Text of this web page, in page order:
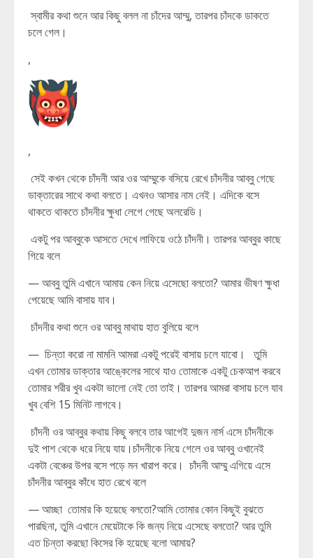
স্বামীর কথা শুনে আর কিছু বলল না চাঁদের আম্মু, তারপর চাঁদকে ডাকতে
চলে গেল।
,
,
সেই কখন থেকে চাঁদনী আর ওর আম্মুকে বসিয়ে রেখে চাঁদনীর আব্বু গেছে
ডাক্তারের সাথে কথা বলতে। এখনও আসার নাম নেই। এদিকে বসে
থাকতে থাকতে চাঁদনীর ক্ষুধা লেগে গেছে অলরেডি।
একটু পর আব্বুকে আসতে দেখে লাফিয়ে ওঠে চাঁদনী। তারপর আব্বুর কাছে
গিয়ে বলে
— আব্বু তুমি এখানে আমায় কেন নিয়ে এসেছো বলতো? আমার ভীষণ ক্ষুধা
পেয়েছে আমি বাসায় যাব।
চাঁদনীর কথা শুনে ওর আব্বু মাথায় হাত বুলিয়ে বলে
— চিন্তা করো না মামনি আমরা একটু পরেই বাসায় চলে যাবো। তুমি
এখন তোমার ডাক্তার আঙ্কেলের সাথে যাও তোমাকে একটু চেকআপ করবে
তোমার শরীর খুব একটা ভালো নেই তো তাই। তারপর আমরা বাসায় চলে যাব
খুব বেশি 15 মিনিট লাগবে।
চাঁদনী ওর আব্বুর কথায় কিছু বলবে তার আগেই দুজন নার্স এসে চাঁদনীকে
দুই পাশ থেকে ধরে নিয়ে যায়।চাঁদনীকে নিয়ে গেলে ওর আব্বু ওখানেই
একটা বেঞ্চের উপর বসে পড়ে মন খারাপ করে। চাঁদনী আম্মু এগিয়ে এসে
চাঁদনীর আব্বুর কাঁধে হাত রেখে বলে
— আচ্ছা তোমার কি হয়েছে বলতো?আমি তোমার কোন কিছুই বুঝতে
পারছিনা, তুমি এখানে মেয়েটাকে কি জন্য নিয়ে এসেছে বলতো? আর তুমি
এত চিন্তা করছো কিসের কি হয়েছে বলো আমায়?